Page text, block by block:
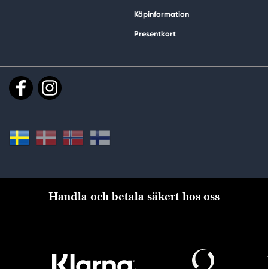
Köpinformation
Presentkort
Handla och betala säkert hos oss